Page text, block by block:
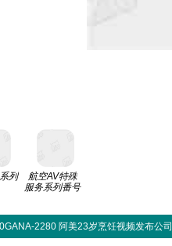
列
航空AV特殊
服务系列番号
2280 阿美23岁烹饪视频发布公司